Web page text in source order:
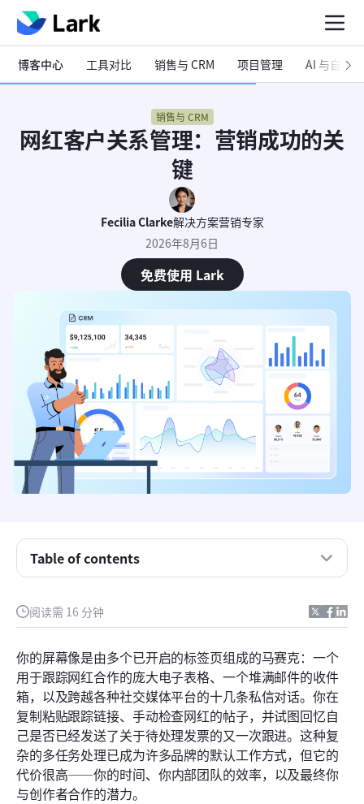
博客中心 工具对比 销售与 CRM 项目管理 AI 与自动化
销售与 CRM
网红客户关系管理：营销成功的关
键
Fecilia Clarke解决方案营销专家
2026年8月6日
免费使用 Lark
阅读需 16 分钟
你的屏幕像是由多个已开启的标签页组成的马赛克：一个
用于跟踪网红合作的庞大电子表格、一个堆满邮件的收件
箱，以及跨越各种社交媒体平台的十几条私信对话。你在
复制粘贴跟踪链接、手动检查网红的帖子，并试图回忆自
己是否已经发送了关于待处理发票的又一次跟进。这种复
杂的多任务处理已成为许多品牌的默认工作方式，但它的
代价很高——你的时间、你内部团队的效率，以及最终你
与创作者合作的潜力。
Table of contents
关键要点：2026年8大顶级网红CRM
现代营销团队十大网红CRM工具一览
网红客户关系管理系统为您的团队消除的5个关键痛
点
结论
常见问题